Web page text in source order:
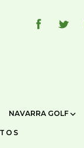
NAVARRA GOLF